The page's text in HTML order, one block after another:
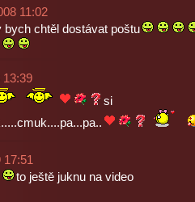
11:02
bych chtěl dostávat poštu
si
to ještě juknu na video